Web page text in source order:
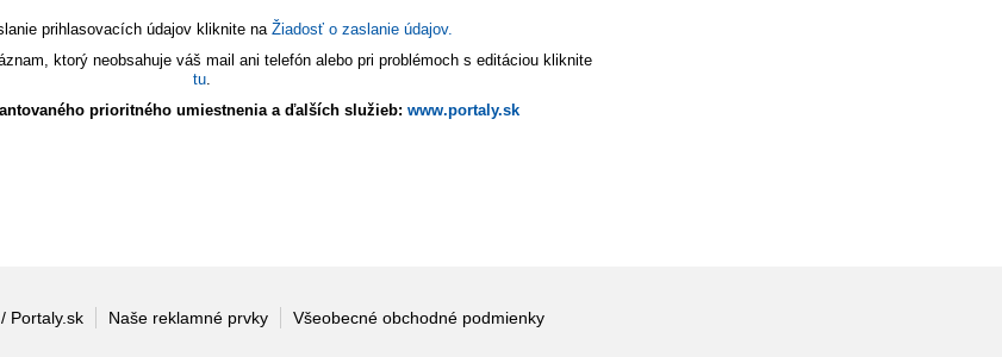
prihlasovacích údajov kliknite na Žiadosť o zaslanie údajov.
ktorý neobsahuje váš mail ani telefón alebo pri problémoch s editáciou kliknite
tu.
prioritného umiestnenia a ďalších služieb: www.portaly.sk
Portaly.sk Naše reklamné prvky Všeobecné obchodné podmienky